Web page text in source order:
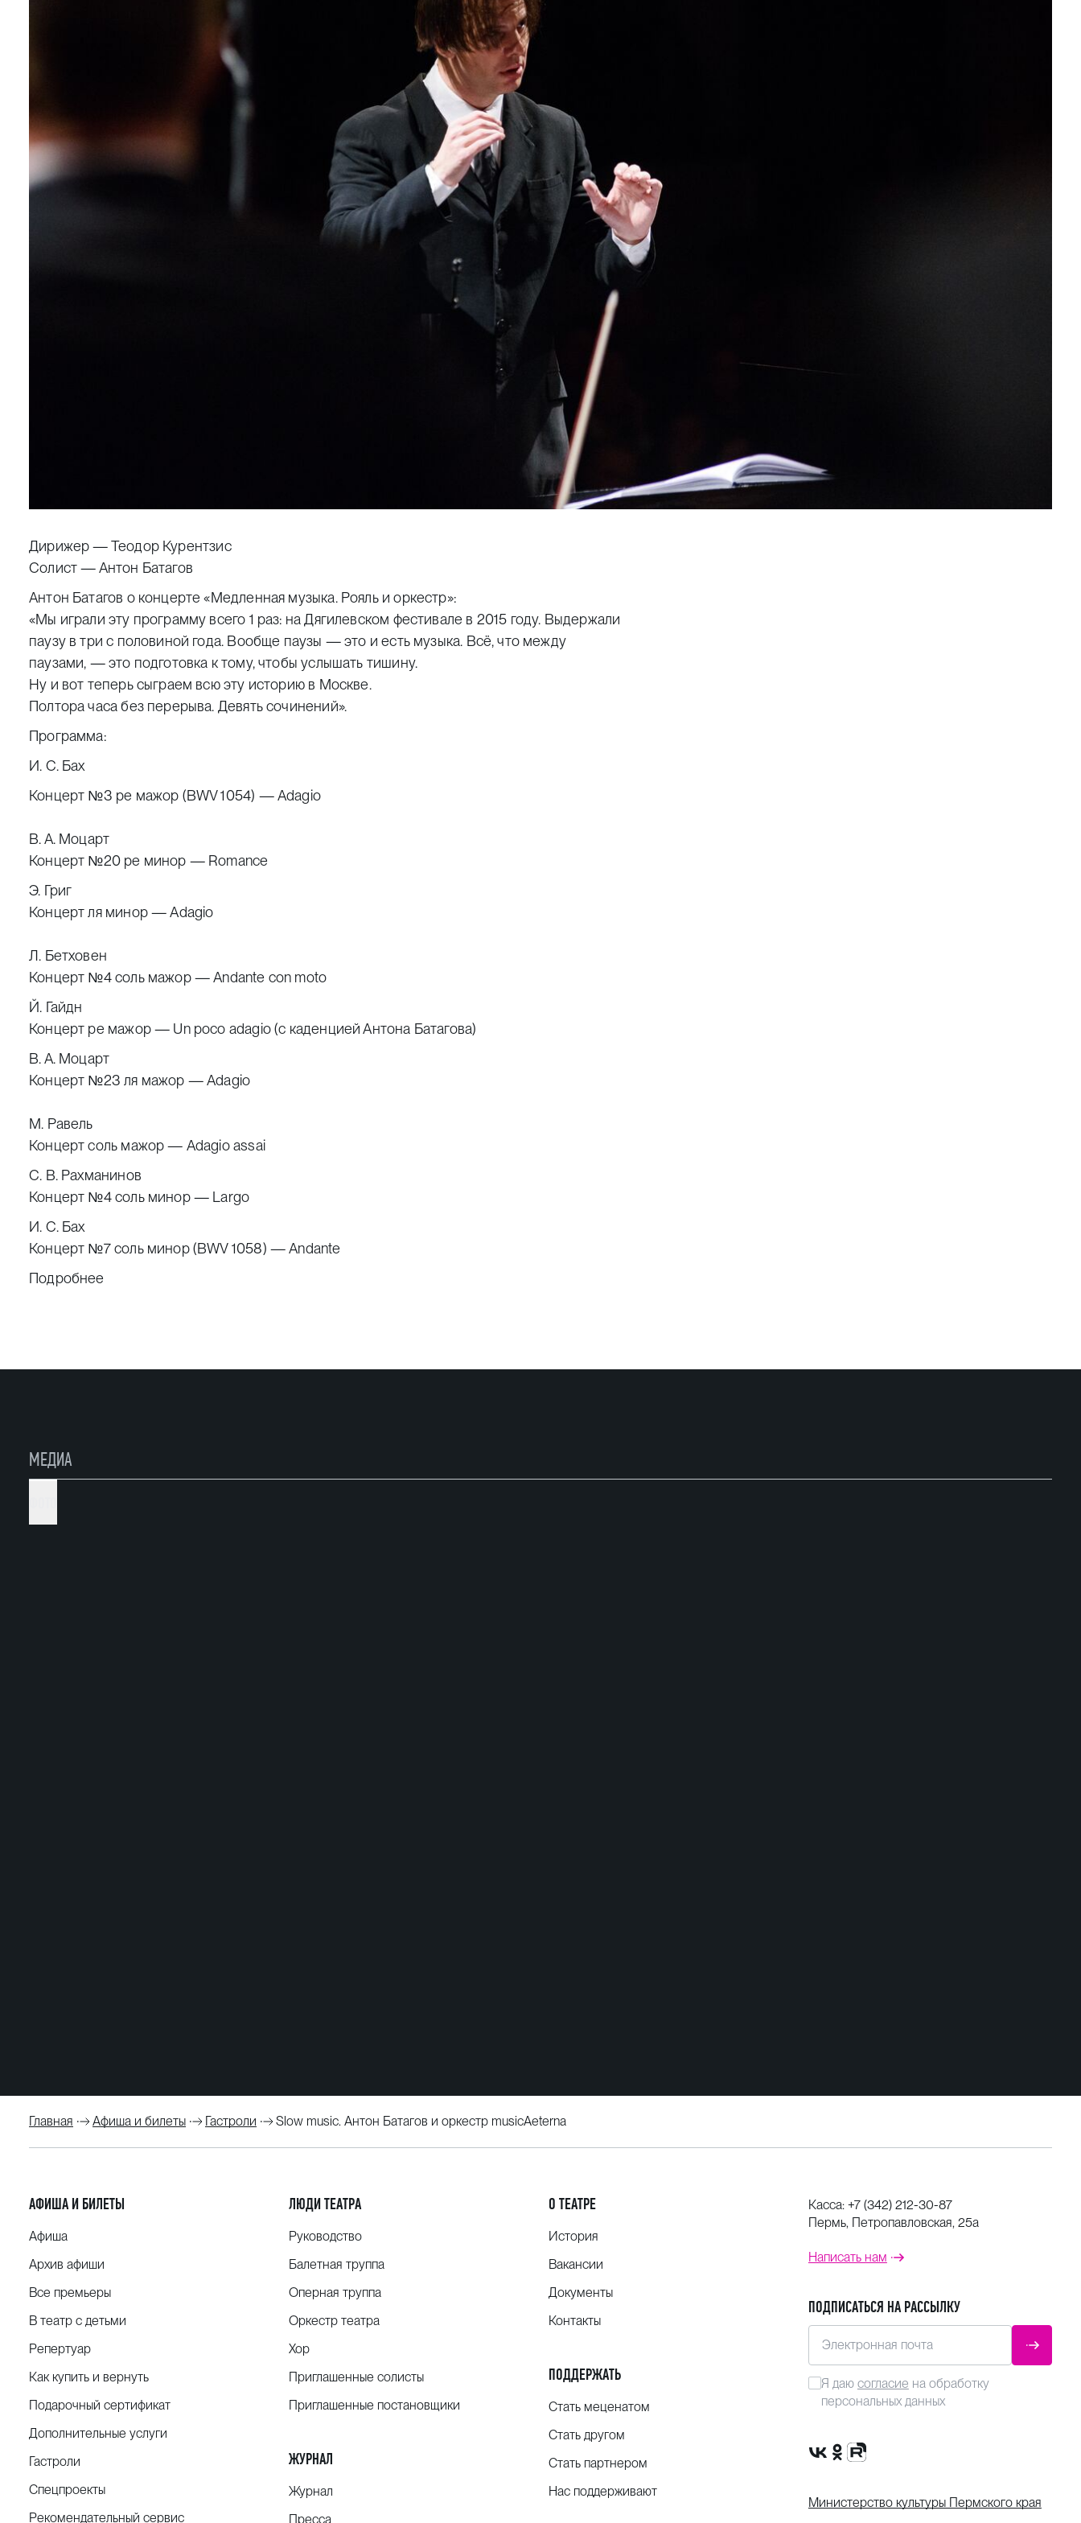
Дирижер —Теодор Курентзис
Солист — Антон Батагов
Антон Батагов о концерте «Медленная музыка. Рояль и оркестр»:
«Мы играли эту программу всего 1 раз: на Дягилевском фестивале в 2015 году. Выдержали
паузу в три с половиной года. Вообще паузы — это и есть музыка. Всё, что между
паузами, — это подготовка к тому, чтобы услышать тишину.
Ну и вот теперь сыграем всю эту историю в Москве.
Полтора часа без перерыва. Девять сочинений».
Программа:
И. С. Бах
Концерт №3 ре мажор (BWV 1054) — Adagio
В. А. Моцарт
Концерт №20 ре минор — Romance
Э. Григ
Концерт ля минор — Adagio
Л. Бетховен
Концерт №4 соль мажор — Andante con moto
Й. Гайдн
Концерт ре мажор — Un poco adagio (с каденцией Антона Батагова)
В. А. Моцарт
Концерт №23 ля мажор — Adagio
М. Равель
Концерт соль мажор — Adagio assai
С. В. Рахманинов
Концерт №4 соль минор — Largo
И. С. Бах
Концерт №7 соль минор (BWV 1058) — Andante
Подробнее
МЕДИА
Главная Афиша и билеты Гастроли Slow music. Антон Батагов и оркестр musicAeterna
АФИША И БИЛЕТЫ
Афиша
Архив афиши
Все премьеры
В театр с детьми
Репертуар
Как купить и вернуть
Подарочный сертификат
Дополнительные услуги
Гастроли
Спецпроекты
Рекомендательный сервис
ЛЮДИ ТЕАТРА
Руководство
Балетная труппа
Оперная труппа
Оркестр театра
Хор
Приглашенные солисты
Приглашенные постановщики
ЖУРНАЛ
Журнал
Пресса
О ТЕАТРЕ
История
Вакансии
Документы
Контакты
ПОДДЕРЖАТЬ
Стать меценатом
Стать другом
Стать партнером
Нас поддерживают
Касса: +7 (342) 212-30-87
Пермь, Петропавловская, 25а
Написать нам
ПОДПИСАТЬСЯ НА РАССЫЛКУ
Электронная почта
Я даю согласие на обработку
персональных данных
Сообщество VK
Группа в одноклассниках
Канал Rutube
Министерство культуры Пермского края